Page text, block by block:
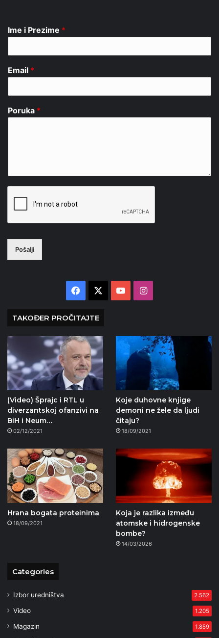
Ime i Prezime *
Email *
Poruka *
Pošalji
Facebook YouTubeInstagram
TAKOĐER PROČITAJTE
(Video) Šprajc i RTL u
diverzantskoj ofanzivi na
BiH i Neum…
02/12/2021
Koje duhovne knjige
demoni ne žele da ljudi
čitaju?
18/09/2021
Hrana bogata proteinima
18/09/2021
Koja je razlika između
atomske i hidrogenske
bombe?
14/03/2026
Categories
Izbor uredništva 2.562
Video 1.205
Magazin 1.859